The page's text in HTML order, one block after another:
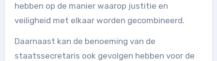
hebben op de manier waarop justitie en
veiligheid met elkaar worden gecombineerd.
Daarnaast kan de benoeming van de
staatssecretaris ook gevolgen hebben voor de